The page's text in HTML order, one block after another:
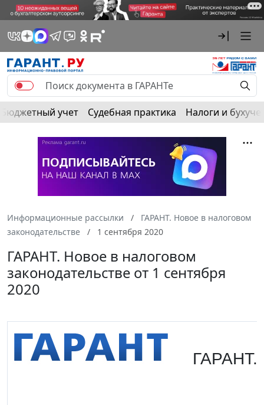
Бюджетный учет Судебная практика Налоги и
Информационные рассылки
ГАРАНТ. Новое в налоговом
законодательстве
1 сентября 2020
ГАРАНТ. Новое в налоговом
законодательстве от 1 сентября
2020
ГАРАНТ.